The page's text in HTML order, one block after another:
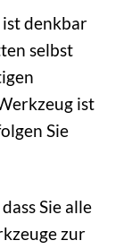
denkbar
selbst
ist
Sie
Sie alle
zur